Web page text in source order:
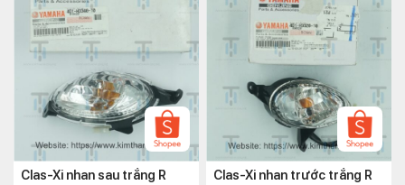
Clas-Xi nhan sau trắng R
Clas-Xi nhan trước trắng R